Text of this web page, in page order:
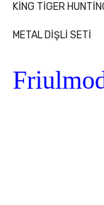
KİNG TİGER
METAL DİŞLİ SETİ